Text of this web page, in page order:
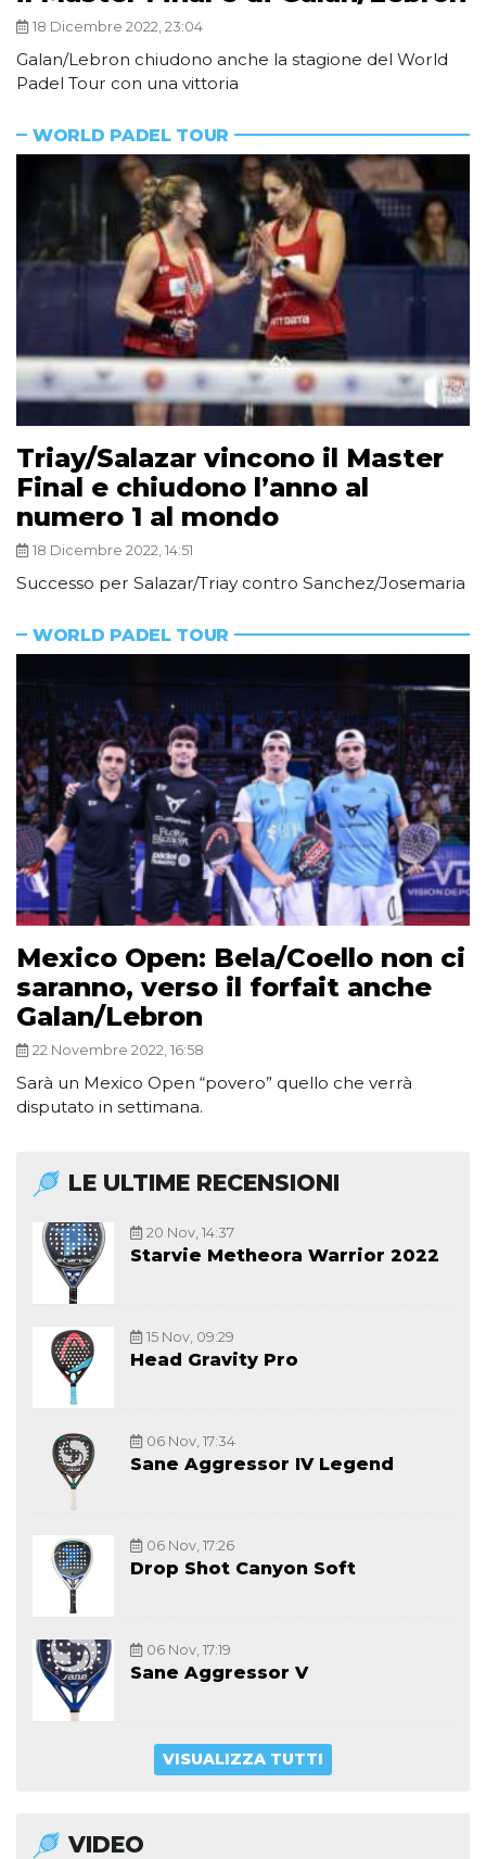
18 Dicembre 2022, 23:04
Galan/Lebron chiudono anche la stagione del World
Padel Tour con una vittoria
WORLD PADEL TOUR
Triay/Salazar vincono il Master
Final e chiudono l’anno al
numero 1 al mondo
18 Dicembre 2022, 14:51
Successo per Salazar/Triay contro Sanchez/Josemaria
WORLD PADEL TOUR
Mexico Open: Bela/Coello non ci
saranno, verso il forfait anche
Galan/Lebron
22 Novembre 2022, 16:58
Sarà un Mexico Open “povero” quello che verrà
disputato in settimana.
LE ULTIME RECENSIONI
20 Nov, 14:37
Starvie Metheora Warrior 2022
15 Nov, 09:29
Head Gravity Pro
06 Nov, 17:34
Sane Aggressor IV Legend
06 Nov, 17:26
Drop Shot Canyon Soft
06 Nov, 17:19
Sane Aggressor V
VISUALIZZA TUTTI
VIDEO